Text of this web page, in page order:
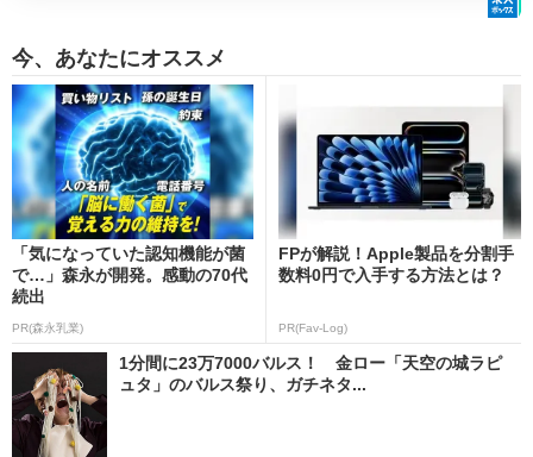
今、あなたにオススメ
「気になっていた認知機能が菌
で…」森永が開発。感動の70代
続出
PR(森永乳業)
FPが解説！Apple製品を分割手
数料0円で入手する方法とは？
PR(Fav-Log)
1分間に23万7000バルス！ 金ロー「天空の城ラピ
ュタ」のバルス祭り、ガチネタ...